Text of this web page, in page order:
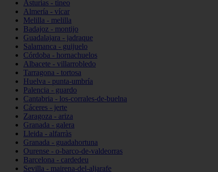
Asturias - tineo
Almería - vícar
Melilla - melilla
Badajoz - montijo
Guadalajara - jadraque
Salamanca - guijuelo
Córdoba - hornachuelos
Albacete - villarrobledo
Tarragona - tortosa
Huelva - punta-umbría
Palencia - guardo
Cantabria - los-corrales-de-buelna
Cáceres - jerte
Zaragoza - ariza
Granada - galera
Lleida - alfarràs
Granada - guadahortuna
Ourense - o-barco-de-valdeorras
Barcelona - cardedeu
Sevilla - mairena-del-aljarafe